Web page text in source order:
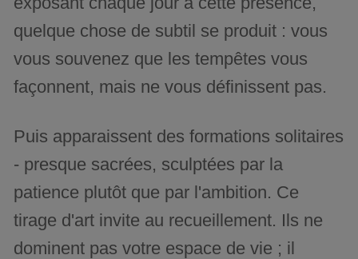
quelque chose de subtil se produit : vous
vous souvenez que les tempêtes vous
façonnent, mais ne vous définissent pas.
Puis apparaissent des formations solitaires
- presque sacrées, sculptées par la
patience plutôt que par l'ambition. Ce
tirage d'art invite au recueillement. Ils ne
dominent pas votre espace de vie ; il